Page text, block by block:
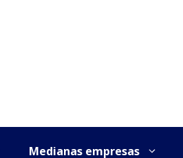
Medianas empresas